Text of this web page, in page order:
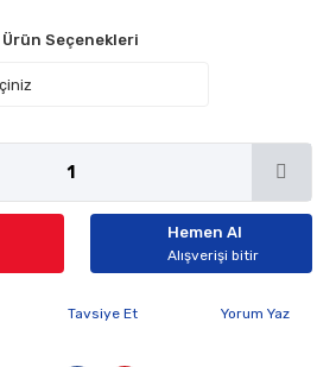
Ürün Seçenekleri
Hemen Al
Alışverişi bitir
Tavsiye Et Yorum Yaz